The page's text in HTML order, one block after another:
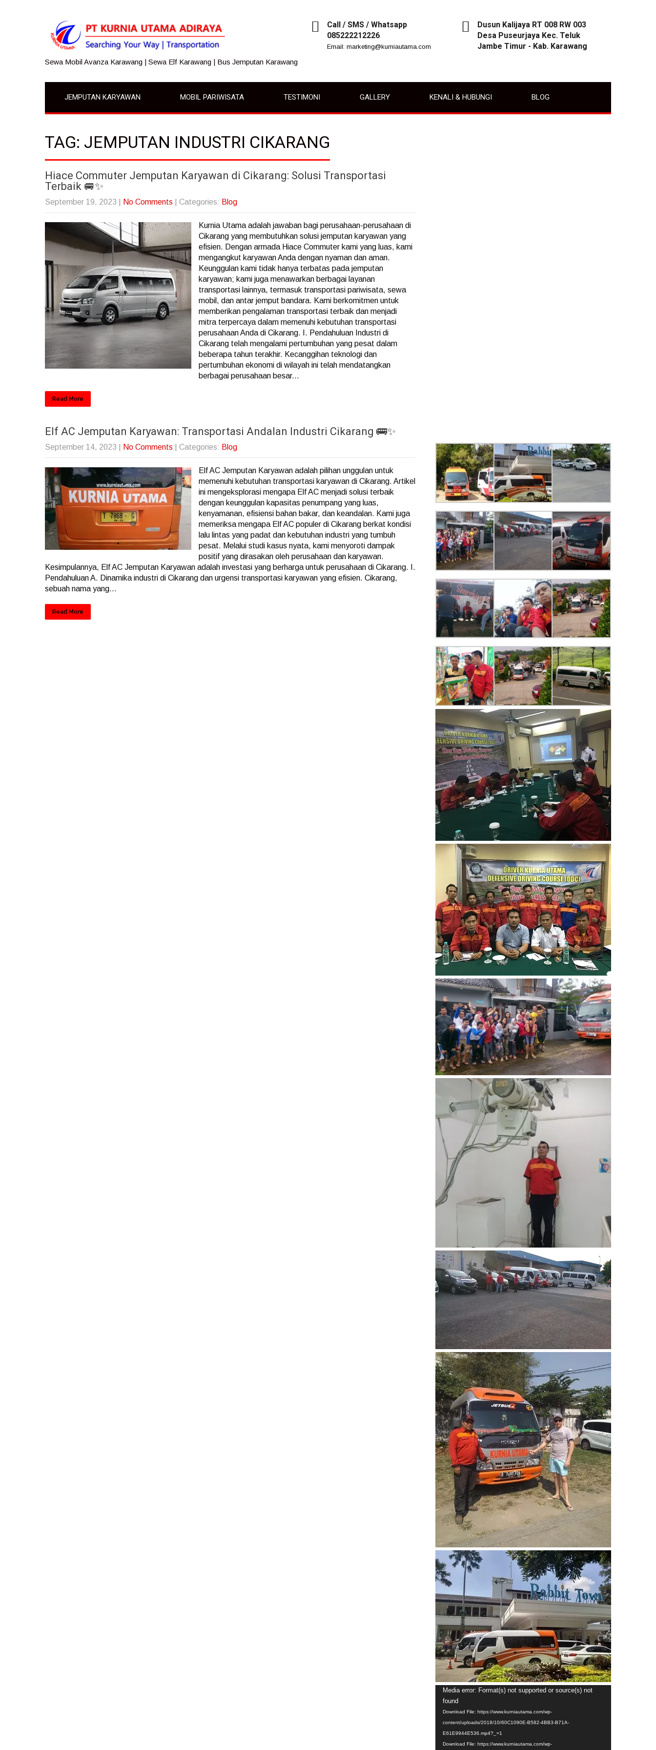
Sewa Mobil Avanza Karawang | Sewa Elf Karawang | Bus Jemputan Karawang
Call / SMS / Whatsapp
085222212226
Email: marketing@kurniautama.com
Dusun Kalijaya RT 008 RW 003
Desa Puseurjaya Kec. Teluk
Jambe Timur - Kab. Karawang
JEMPUTAN KARYAWAN MOBIL PARIWISATA TESTIMONI GALLERY KENALI & HUBUNGI BLOG
TAG: JEMPUTAN INDUSTRI CIKARANG
Hiace Commuter Jemputan Karyawan di Cikarang: Solusi Transportasi
Terbaik 🚐✨
September 19, 2023 No Comments | Categories: Blog
Kurnia Utama adalah jawaban bagi perusahaan-perusahaan di
Cikarang yang membutuhkan solusi jemputan karyawan yang
efisien. Dengan armada Hiace Commuter kami yang luas, kami
mengangkut karyawan Anda dengan nyaman dan aman.
Keunggulan kami tidak hanya terbatas pada jemputan
karyawan; kami juga menawarkan berbagai layanan
transportasi lainnya, termasuk transportasi pariwisata, sewa
mobil, dan antar jemput bandara. Kami berkomitmen untuk
memberikan pengalaman transportasi terbaik dan menjadi
mitra terpercaya dalam memenuhi kebutuhan transportasi
perusahaan Anda di Cikarang. I. Pendahuluan Industri di
Cikarang telah mengalami pertumbuhan yang pesat dalam
beberapa tahun terakhir. Kecanggihan teknologi dan
pertumbuhan ekonomi di wilayah ini telah mendatangkan
berbagai perusahaan besar...
Read More
Elf AC Jemputan Karyawan: Transportasi Andalan Industri Cikarang 🚌✨
September 14, 2023 No Comments | Categories: Blog
Elf AC Jemputan Karyawan adalah pilihan unggulan untuk
memenuhi kebutuhan transportasi karyawan di Cikarang. Artikel
ini mengeksplorasi mengapa Elf AC menjadi solusi terbaik
dengan keunggulan kapasitas penumpang yang luas,
kenyamanan, efisiensi bahan bakar, dan keandalan. Kami juga
memeriksa mengapa Elf AC populer di Cikarang berkat kondisi
lalu lintas yang padat dan kebutuhan industri yang tumbuh
pesat. Melalui studi kasus nyata, kami menyoroti dampak
positif yang dirasakan oleh perusahaan dan karyawan.
Kesimpulannya, Elf AC Jemputan Karyawan adalah investasi yang berharga untuk perusahaan di Cikarang. I.
Pendahuluan A. Dinamika industri di Cikarang dan urgensi transportasi karyawan yang efisien. Cikarang,
sebuah nama yang...
Read More
Video
Player
Media error: Format(s) not supported or source(s) not
found
Download File: https://www.kurniautama.com/wp-
content/uploads/2018/10/60C1090E-B582-4BB3-B71A-
E61E9944E536.mp4?_=1
Download File: https://www.kurniautama.com/wp-